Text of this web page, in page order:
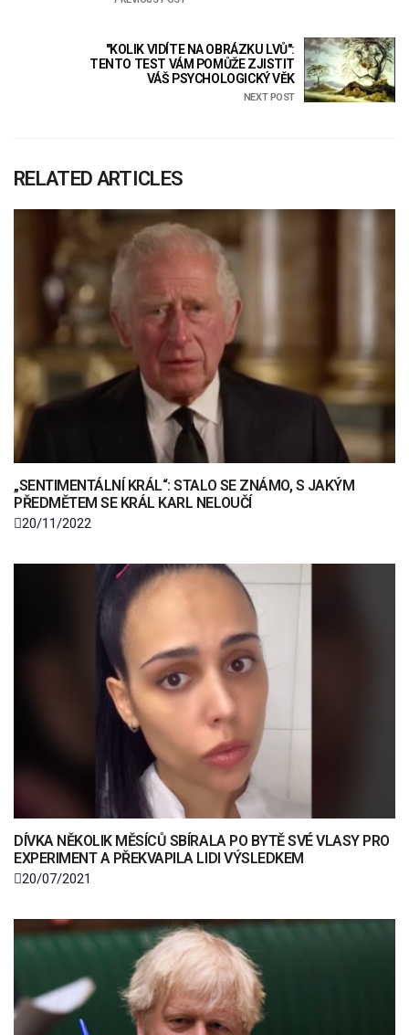
"KOLIK VIDÍTE NA OBRÁZKU LVŮ":
TENTO TEST VÁM POMŮŽE ZJISTIT
VÁŠ PSYCHOLOGICKÝ VĚK
NEXT POST
RELATED ARTICLES
„SENTIMENTÁLNÍ KRÁL“: STALO SE ZNÁMO, S JAKÝM
PŘEDMĚTEM SE KRÁL KARL NELOUČÍ
20/11/2022
DÍVKA NĚKOLIK MĚSÍCŮ SBÍRALA PO BYTĚ SVÉ VLASY PRO
EXPERIMENT A PŘEKVAPILA LIDI VÝSLEDKEM
20/07/2021